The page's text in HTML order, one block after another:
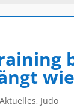
Aktuelles, Judo